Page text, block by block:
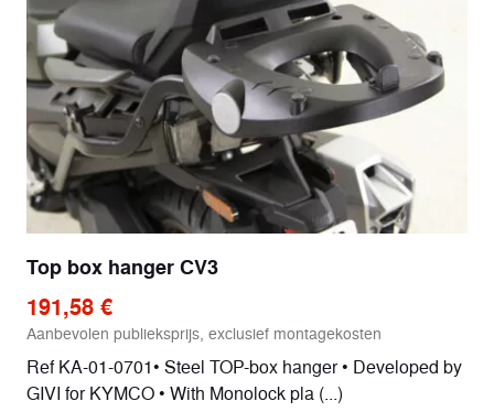
Top box hanger CV3
191,58 €
Aanbevolen publieksprijs, exclusief montagekosten
Ref KA-01-0701• Steel TOP-box hanger • Developed by
GIVI for KYMCO • With Monolock pla (...)